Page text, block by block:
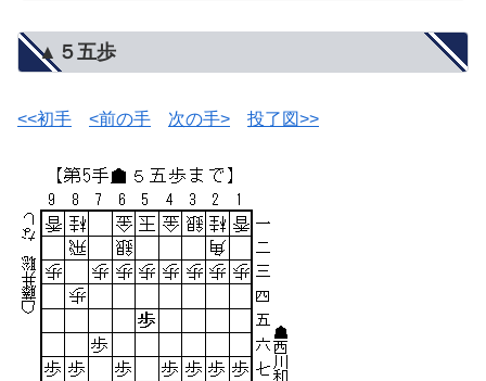
▲５五歩
<<初手 <前の手 次の手> 投了図>>